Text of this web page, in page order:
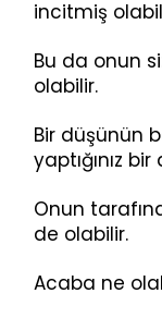
incitmiş
Bu da onun
olabilir.
Bir düşünün
yaptığınız
Onun
de olabilir.
Acaba ne